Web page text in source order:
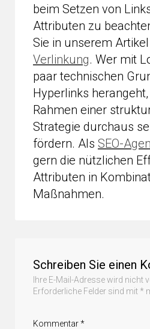
beim Setzen von
Attributen zu
Sie in unserem
Verlinkung. Wer mit
paar technischen
Hyperlinks
Rahmen einer
Strategie durchaus
fördern. Als SEO-
gern die nützlichen
Attributen in
Maßnahmen.
Schreiben Sie einen
Ihre E-Mail-Adresse wird nicht
Erforderliche Felder sind mit *
Kommentar*